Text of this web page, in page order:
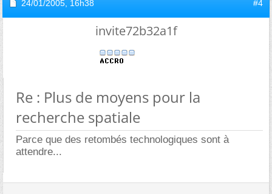
24/01/2005, 16h38 #4
invite72b32a1f
Re : Plus de moyens pour la
recherche spatiale
Parce que des retombés technologiques sont à
attendre...